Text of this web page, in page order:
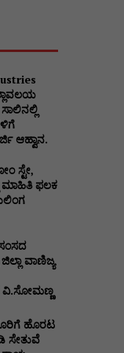
ಆಹ್ವಾನ.
ಸ್ಟೇ,
ಮಾಹಿತಿ ಫಲಕ
ವಾಣಿಜ್ಯ
ವಿ‌.ಸೋಮಣ್ಣ
ಹೊರಟ
ಸೇತುವೆ